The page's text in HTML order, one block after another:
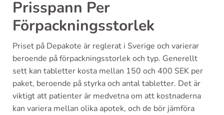
Prisspann Per
Förpackningsstorlek
Priset på Depakote är reglerat i Sverige och varierar
beroende på förpackningsstorlek och typ. Generellt
sett kan tabletter kosta mellan 150 och 400 SEK per
paket, beroende på styrka och antal tabletter. Det är
viktigt att patienter är medvetna om att kostnaderna
kan variera mellan olika apotek, och de bör jämföra